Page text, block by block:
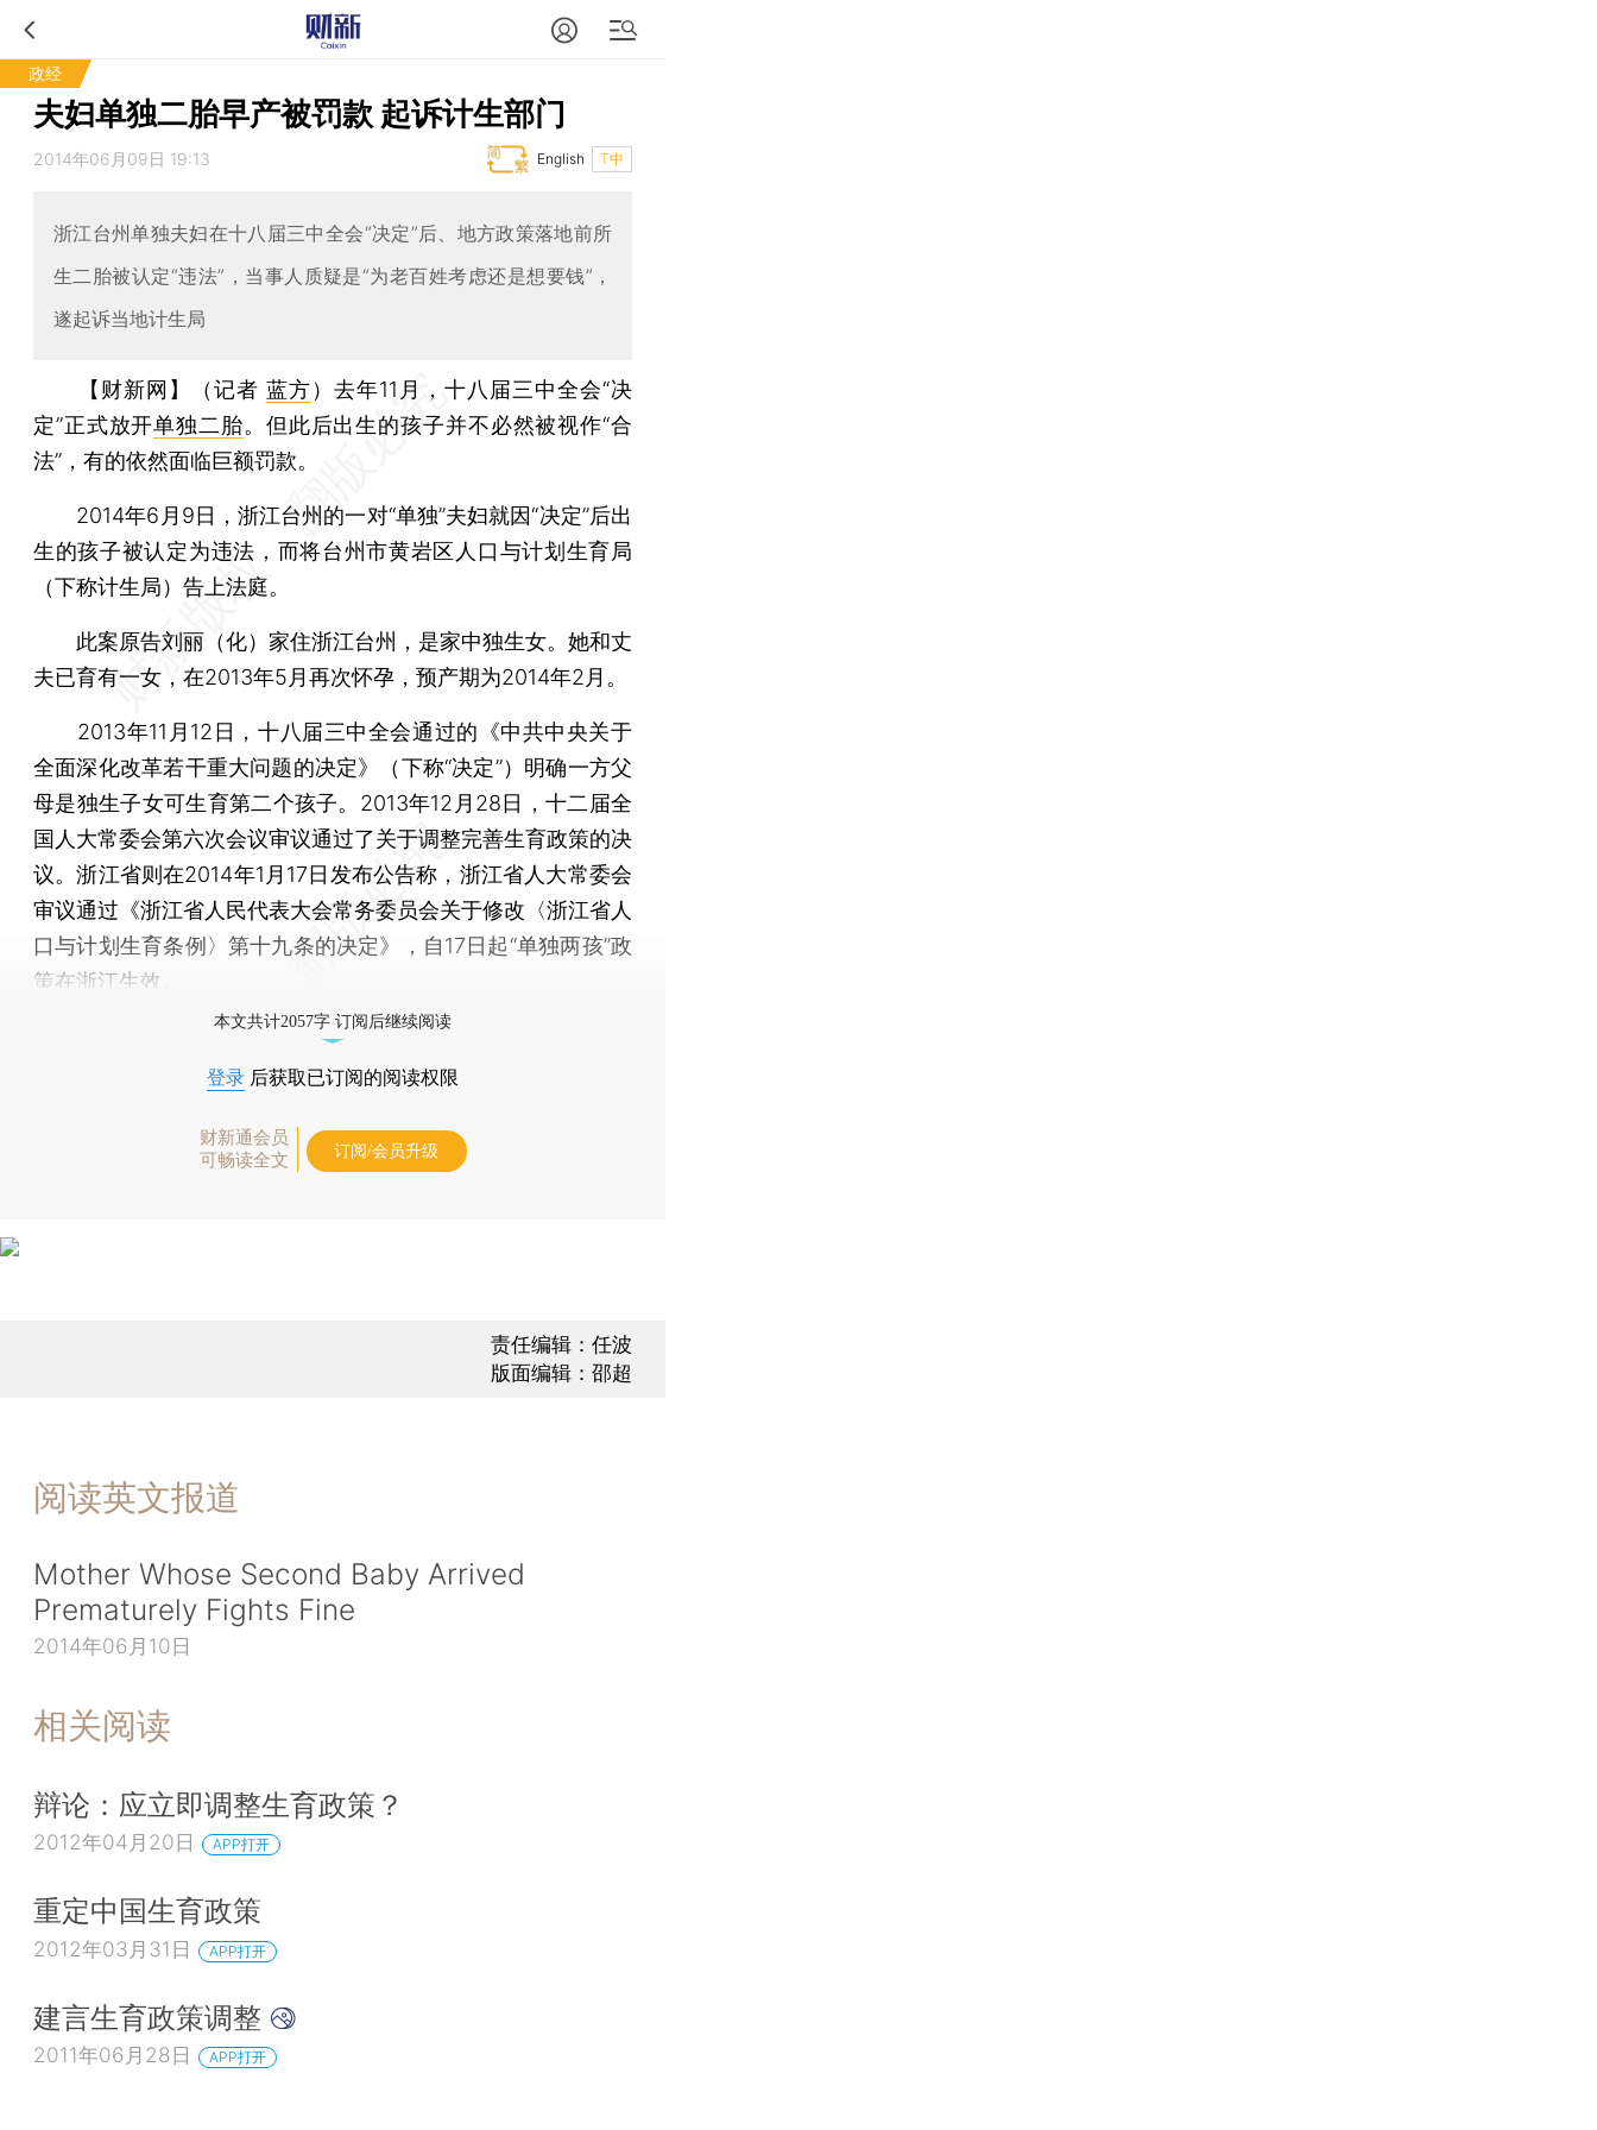
政经
夫妇单独二胎早产被罚款 起诉计生部门
2014年06月09日 19:13 T中
English
浙江台州单独夫妇在十八届三中全会“决定”后、地方政策落地前所
生二胎被认定“违法”，当事人质疑是“为老百姓考虑还是想要钱”，
遂起诉当地计生局
【财新网】（记者 蓝方） 去年11月，十八届三中全会“决
定”正式放开单独二胎。但此后出生的孩子并不必然被视作“合
法”，有的依然面临巨额罚款。
2014年6月9日，浙江台州的一对“单独”夫妇就因“决定”后出
生的孩子被认定为违法，而将台州市黄岩区人口与计划生育局
（下称计生局）告上法庭。
此案原告刘丽（化）家住浙江台州，是家中独生女。她和丈
夫已育有一女，在2013年5月再次怀孕，预产期为2014年2月。
2013年11月12日，十八届三中全会通过的《中共中央关于
全面深化改革若干重大问题的决定》（下称“决定”）明确一方父
母是独生子女可生育第二个孩子。2013年12月28日，十二届全
国人大常委会第六次会议审议通过了关于调整完善生育政策的决
议。浙江省则在2014年1月17日发布公告称，浙江省人大常委会
审议通过《浙江省人民代表大会常务委员会关于修改〈浙江省人
口与计划生育条例〉第十九条的决定》，自17日起“单独两孩”政
策在浙江生效。
本文共计2057字 订阅后继续阅读
登录 后获取已订阅的阅读权限
财新通会员
可畅读全文
订阅/会员升级
责任编辑：任波
版面编辑：邵超
阅读英文报道
Mother Whose Second Baby Arrived
Prematurely Fights Fine
2014年06月10日
相关阅读
辩论：应立即调整生育政策？
2012年04月20日 APP打开
重定中国生育政策
2012年03月31日 APP打开
建言生育政策调整
2011年06月28日 APP打开